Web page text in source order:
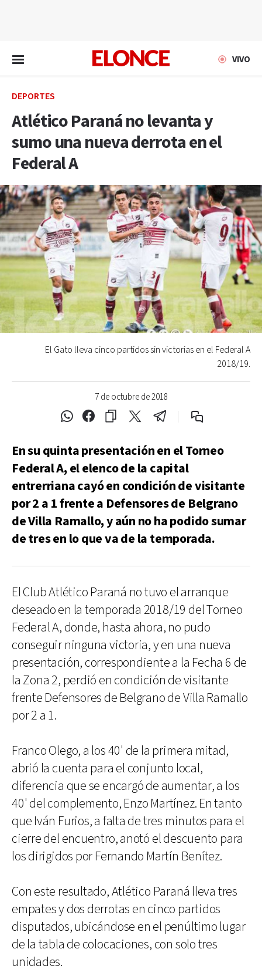
VIVO
DEPORTES
Atlético Paraná no levanta y
sumo una nueva derrota en el
Federal A
7 de octubre de 2018
El Gato lleva cinco partidos sin victorias en el Federal A
2018/19.
En su quinta presentación en el Torneo
Federal A, el elenco de la capital
entrerriana cayó en condición de visitante
por 2 a 1 frente a Defensores de Belgrano
de Villa Ramallo, y aún no ha podido sumar
de tres en lo que va de la temporada.
El Club Atlético Paraná no tuvo el arranque
deseado en la temporada 2018/19 del Torneo
Federal A, donde, hasta ahora, no pudo
conseguir ninguna victoria, y en una nueva
presentación, correspondiente a la Fecha 6 de
la Zona 2, perdió en condición de visitante
frente Defensores de Belgrano de Villa Ramallo
por 2 a 1.
Franco Olego, a los 40' de la primera mitad,
abrió la cuenta para el conjunto local,
diferencia que se encargó de aumentar, a los
40' del complemento, Enzo Martínez. En tanto
que Iván Furios, a falta de tres minutos para el
cierre del encuentro, anotó el descuento para
los dirigidos por Fernando Martín Benítez.
Con este resultado, Atlético Paraná lleva tres
empates y dos derrotas en cinco partidos
disputados, ubicándose en el penúltimo lugar
de la tabla de colocaciones, con solo tres
unidades.